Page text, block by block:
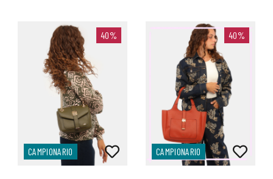
40%
CAMPIONARIO
40%
CAMPIONARIO